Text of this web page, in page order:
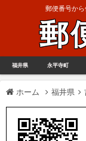
郵便番号か
郵
福井県 永平寺町
ホーム 福井県